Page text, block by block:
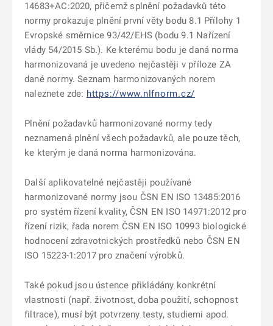
14683+AC:2020, přičemž splnění požadavků této
normy prokazuje plnění první věty bodu 8.1 Přílohy 1
Evropské směrnice 93/42/EHS (bodu 9.1 Nařízení
vlády 54/2015 Sb.). Ke kterému bodu je daná norma
harmonizovaná je uvedeno nejčastěji v příloze ZA
dané normy. Seznam harmonizovaných norem
naleznete zde: https://www.nlfnorm.cz/
Plnění požadavků harmonizované normy tedy
neznamená plnění všech požadavků, ale pouze těch,
ke kterým je daná norma harmonizována.
Další aplikovatelné nejčastěji používané
harmonizované normy jsou ČSN EN ISO 13485:2016
pro systém řízení kvality, ČSN EN ISO 14971:2012 pro
řízení rizik, řada norem ČSN EN ISO 10993 biologické
hodnocení zdravotnických prostředků nebo ČSN EN
ISO 15223-1:2017 pro značení výrobků.
Také pokud jsou ústence přikládány konkrétní
vlastnosti (např. životnost, doba použití, schopnost
filtrace), musí být potvrzeny testy, studiemi apod.